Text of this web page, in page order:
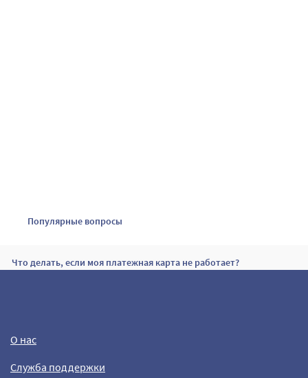
Популярные вопросы
Что делать, если моя платежная карта не работает?
Электронный билет
О нас
Служба поддержки